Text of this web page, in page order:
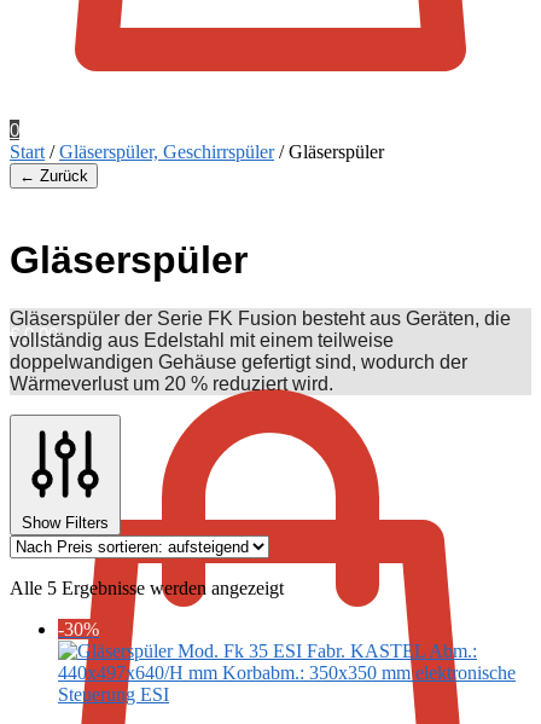
€0,00
0
Start /Gläserspüler, Geschirrspüler/Gläserspüler
← Zurück
Gläserspüler
Gläserspüler der Serie FK Fusion besteht aus Geräten, die
vollständig aus Edelstahl mit einem teilweise
doppelwandigen Gehäuse gefertigt sind, wodurch der
Wärmeverlust um 20 % reduziert wird.
Show Filters
Alle 5 Ergebnisse werden angezeigtNach
aufsteigend
-30%